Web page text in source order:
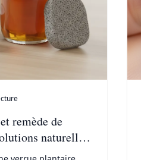
remède de
naturelles